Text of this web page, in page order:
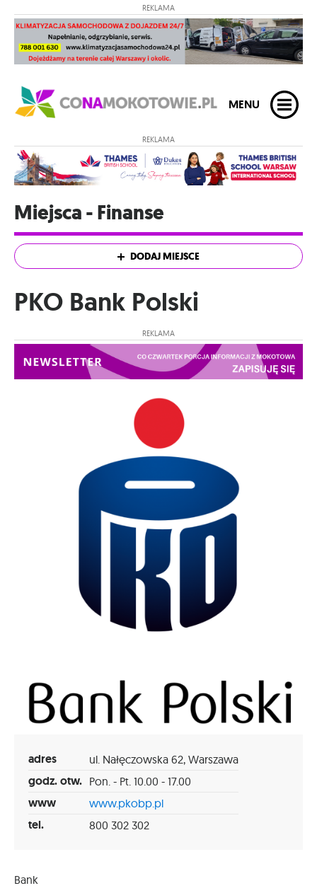
REKLAMA
MENU
REKLAMA
Miejsca - Finanse
DODAJ MIEJSCE
PKO Bank Polski
REKLAMA
adres ul. Nałęczowska 62, Warszawa
godz. otw. Pon. - Pt. 10.00 - 17.00
www www.pkobp.pl
tel. 800 302 302
Bank